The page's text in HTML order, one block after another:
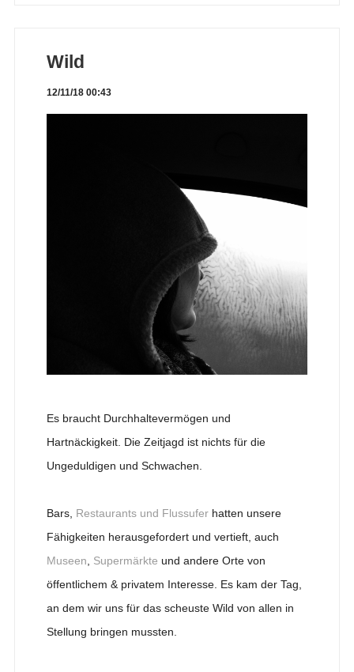
Wild
12/11/18 00:43
Es braucht Durchhaltevermögen und
Hartnäckigkeit. Die Zeitjagd ist nichts für die
Ungeduldigen und Schwachen.
Bars, Restaurants und Flussuferhatten unsere
Fähigkeiten herausgefordert und vertieft, auch
Museen
Supermärkte und andere Orte von
öffentlichem & privatem Interesse. Es kam der Tag,
an dem wir uns für das scheuste Wild von allen in
Stellung bringen mussten.